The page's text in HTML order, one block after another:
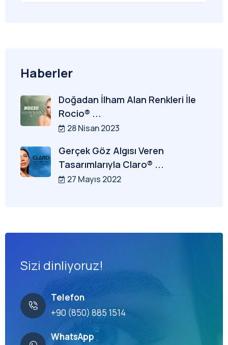
Haberler
Doğadan İlham Alan Renkleri İle
Rocio® ...
28 Nisan 2023
Gerçek Göz Algısı Veren
Tasarımlarıyla Claro® ...
27 Mayıs 2022
Sizi dinliyoruz!
Telefon
+90 (850) 885 1514
WhatsApp